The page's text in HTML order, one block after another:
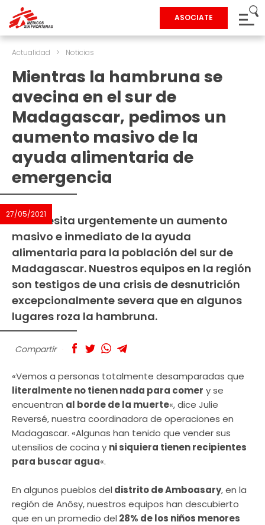
ASOCIATE
Actualidad > Noticias
Mientras la hambruna se
avecina en el sur de
Madagascar, pedimos un
aumento masivo de la
ayuda alimentaria de
emergencia
27/05/2021
Se necesita urgentemente un aumento
masivo e inmediato de la ayuda
alimentaria para la población del sur de
Madagascar. Nuestros equipos en la región
son testigos de una crisis de desnutrición
excepcionalmente severa que en algunos
lugares roza la hambruna.
Compartir
«Vemos a personas totalmente desamparadas que
literalmente no tienen nada para comer y se
encuentran al borde de la muerte«, dice Julie
Reversé, nuestra coordinadora de operaciones en
Madagascar. «Algunas han tenido que vender sus
utensilios de cocina y ni siquiera tienen recipientes
para buscar agua«.
En algunos pueblos del distrito de Amboasary, en la
región de Anôsy, nuestros equipos han descubierto
que en un promedio del 28% de los niños menores